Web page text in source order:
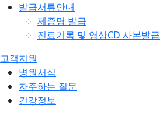
발급서류안내
제증명 발급
진료기록 및 영상CD 사본발급
고객지원
병원서식
자주하는 질문
건강정보